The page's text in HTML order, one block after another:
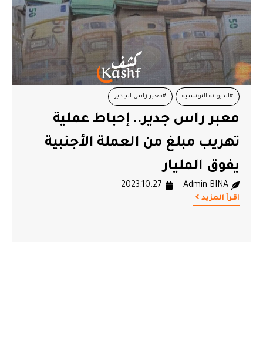
#الديوانة التونسية #معبر راس الجدير
معبر راس جدير.. إحباط عملية
تهريب مبلغ من العملة الأجنبية
يفوق المليار
Admin BINA
2023.10.27
اقرأ المزيد